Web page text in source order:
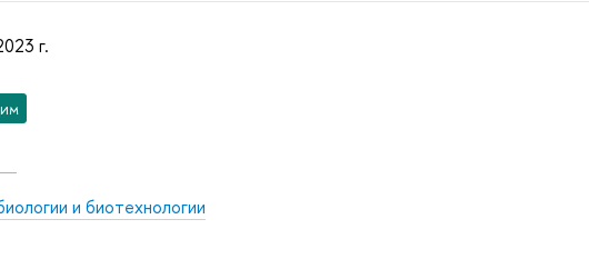
г.
и биотехнологии